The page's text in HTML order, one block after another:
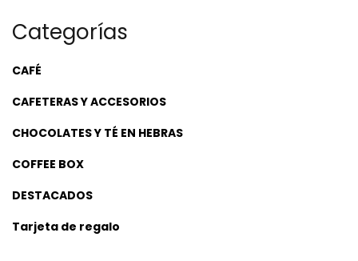
Categorías
CAFÉ
CAFETERAS Y ACCESORIOS
CHOCOLATES Y TÉ EN HEBRAS
COFFEE BOX
DESTACADOS
Tarjeta de regalo